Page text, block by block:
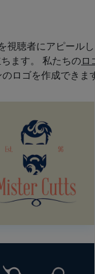
聴者にアピール
ます。 私たちのロ
ロゴを作成できま